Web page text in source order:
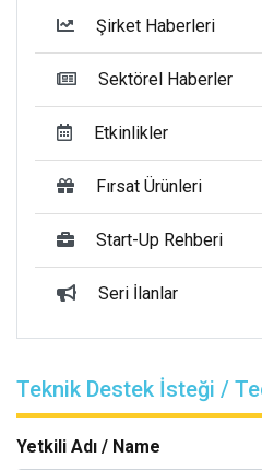
Şirket Haberleri
Sektörel Haberler
Etkinlikler
Fırsat Ürünleri
Start-Up Rehberi
Seri İlanlar
Teknik Destek İsteği /
Yetkili Adı / Name